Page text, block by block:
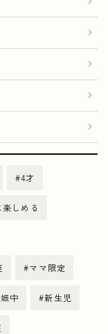
4才
しめる
ママ限定
中 新生児